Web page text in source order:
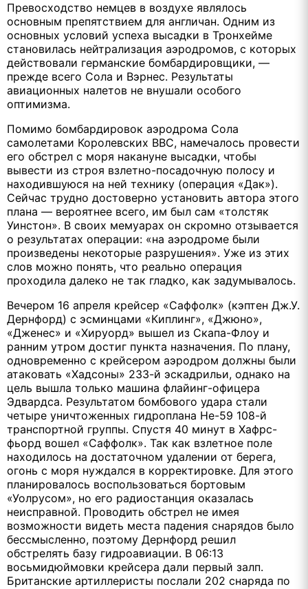
Превосходство немцев в воздухе являлось
основным препятствием для англичан. Одним из
основных условий успеха высадки в Тронхейме
становилась нейтрализация аэродромов, с которых
действовали германские бомбардировщики, —
прежде всего Сола и Вэрнес. Результаты
авиационных налетов не внушали особого
оптимизма.
Помимо бомбардировок аэродрома Сола
самолетами Королевских ВВС, намечалось провести
его обстрел с моря накануне высадки, чтобы
вывести из строя взлетно-посадочную полосу и
находившуюся на ней технику (операция «Дак»).
Сейчас трудно достоверно установить автора этого
плана — вероятнее всего, им был сам «толстяк
Уинстон». В своих мемуарах он скромно отзывается
о результатах операции: «на аэродроме были
произведены некоторые разрушения». Уже из этих
слов можно понять, что реально операция
проходила далеко не так гладко, как задумывалось.
Вечером 16 апреля крейсер «Саффолк» (кэптен Дж.У.
Дернфорд) с эсминцами «Киплинг», «Джюно»,
«Дженес» и «Хируорд» вышел из Скапа-Флоу и
ранним утром достиг пункта назначения. По плану,
одновременно с крейсером аэродром должны были
атаковать «Хадсоны» 233-й эскадрильи, однако на
цель вышла только машина флайинг-офицера
Эдвардса. Результатом бомбового удара стали
четыре уничтоженных гидроплана Не-59 108-й
транспортной группы. Спустя 40 минут в Хафрс-
фьорд вошел «Саффолк». Так как взлетное поле
находилось на достаточном удалении от берега,
огонь с моря нуждался в корректировке. Для этого
планировалось воспользоваться бортовым
«Уолрусом», но его радиостанция оказалась
неисправной. Проводить обстрел не имея
возможности видеть места падения снарядов было
бессмысленно, поэтому Дернфорд решил
обстрелять базу гидроавиации. В 06:13
восьмидюймовки крейсера дали первый залп.
Британские артиллеристы послали 202 снаряда по